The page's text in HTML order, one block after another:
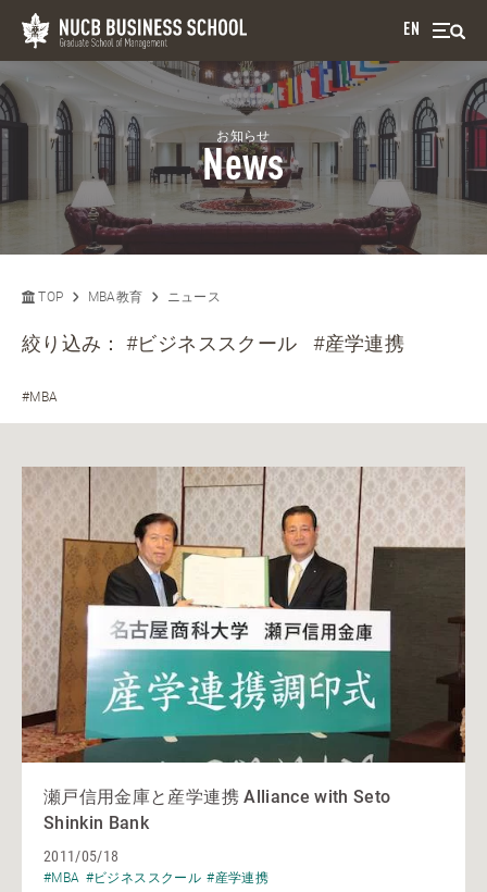
EN
お知らせ
News
TOP MBA教育 ニュース
絞り込み：#ビジネススクール #産学連携
#MBA
瀬戸信用金庫と産学連携 Alliance with Seto
Shinkin Bank
2011/05/18
#MBA #ビジネススクール #産学連携